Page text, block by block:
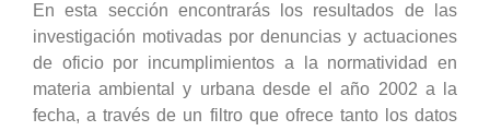
En esta sección encontrarás los resultados de las
investigación motivadas por denuncias y actuaciones
de oficio por incumplimientos a la normatividad en
materia ambiental y urbana desde el año 2002 a la
fecha, a través de un filtro que ofrece tanto los datos